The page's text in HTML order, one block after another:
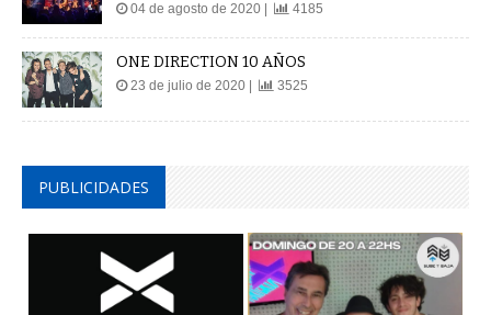
04 de agosto de 2020 | 4185
ONE DIRECTION 10 AÑOS
23 de julio de 2020 | 3525
PUBLICIDADES